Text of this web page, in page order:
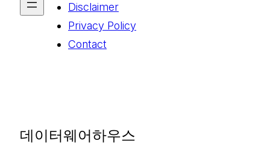
Disclaimer
Privacy Policy
Contact
데이터웨어하우스